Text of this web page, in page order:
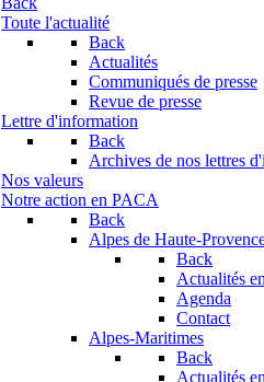
Toute l'actualité
Back
Actualités
Communiqués de presse
Revue de presse
Lettre d'information
Back
Archives de nos lettres
Nos valeurs
Notre action en PACA
Back
Alpes de Haute-
Back
Actualités
Agenda
Contact
Alpes-Maritimes
Back
Actualités